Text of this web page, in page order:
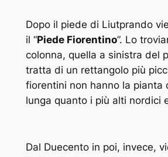
Dopo il piede di Liutprando
il “Piede Fiorentino”. Lo
colonna, quella a sinistra del
tratta di un rettangolo più
fiorentini non hanno la pianta
lunga quanto i più alti nordici
Dal Duecento in poi, invece,